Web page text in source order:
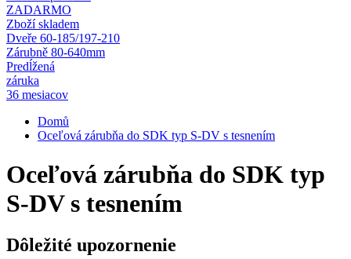
ZADARMO
Zboží skladem
Dveře 60-185/197-210
Zárubně 80-640mm
Predĺžená
záruka
36 mesiacov
Domů
Oceľová zárubňa do SDK typ S-DV s tesnením
Oceľová zárubňa do SDK typ
S-DV s tesnením
Dôležité upozornenie